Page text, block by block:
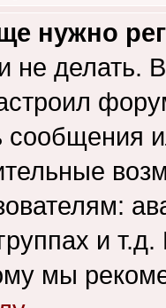
нужно
не делать.
и
мы